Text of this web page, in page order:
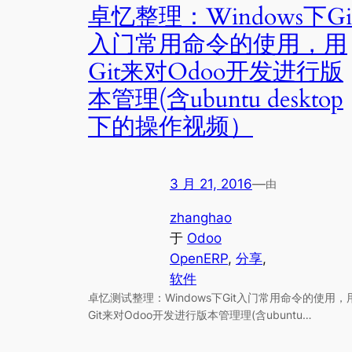
卓忆整理：Windows下
入门常用命令的使用，用
Git来对Odoo开发进行版
本管理(含ubuntu desktop
下的操作视频）
3 月 21, 2016—由
zhanghao
于 Odoo
OpenERP, 分享
软件
卓忆测试整理：Windows下Git入门常用命令的使用，
Git来对Odoo开发进行版本管理理(含ubuntu…